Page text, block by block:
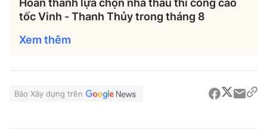
Hoàn thành lựa chọn nhà thầu thi công cao
tốc Vinh - Thanh Thủy trong tháng 8
Xem thêm
Báo Xây dựng trên